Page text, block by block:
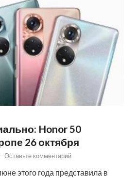
Honor 50
26 октября
- Оставьте комментарий
этого года представила в